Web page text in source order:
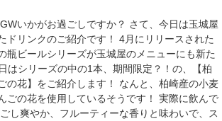
いかがお過ごしですか？ さて、今日は玉城屋
ドリンクのご紹介です！ 4月にリリースされた
瓶ビールシリーズが玉城屋のメニューにも新た
はシリーズの中の1本、期間限定？！の、【柏
の花】をご紹介します！ なんと、柏崎産の小麦
ごの花を使用しているそうです！ 実際に飲んで
し爽やか、フルーティーな香りと味わいで、ス